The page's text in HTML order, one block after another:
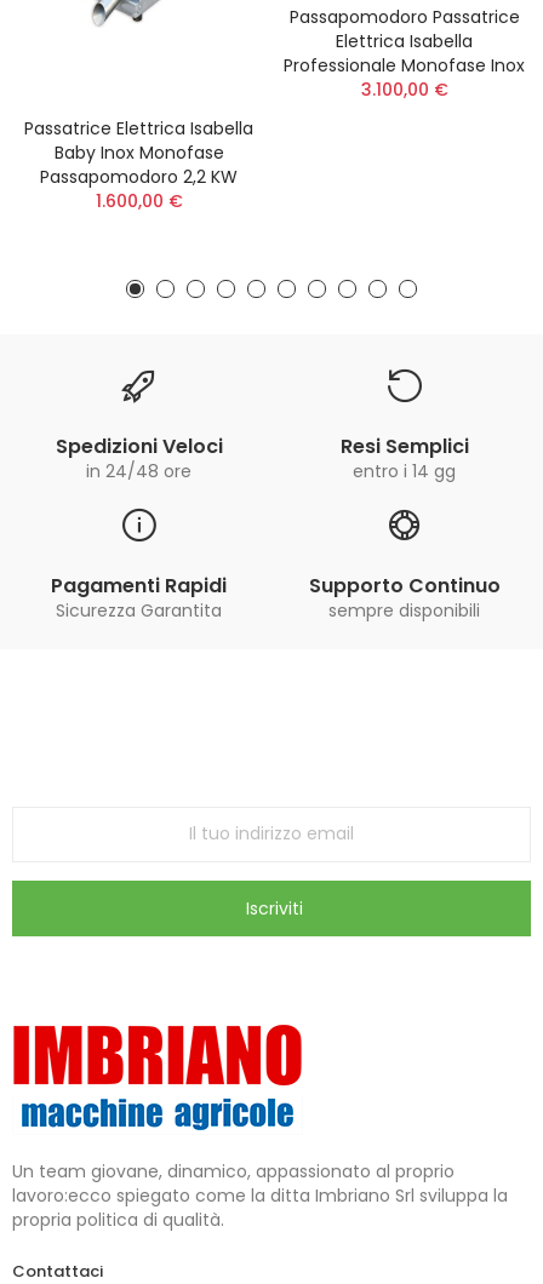
Passatrice Elettrica Isabella
Baby Inox Monofase
Passapomodoro 2,2 KW
1.600,00 €
Passapomodoro Passatrice
Elettrica Isabella
Professionale Monofase Inox
3.100,00 €
Spedizioni Veloci
in 24/48 ore
Resi Semplici
entro i 14 gg
Pagamenti Rapidi
Sicurezza Garantita
Supporto Continuo
sempre disponibili
Iscriviti
Un team giovane, dinamico, appassionato al proprio
lavoro:ecco spiegato come la ditta Imbriano Srl sviluppa la
propria politica di qualità.
Contattaci